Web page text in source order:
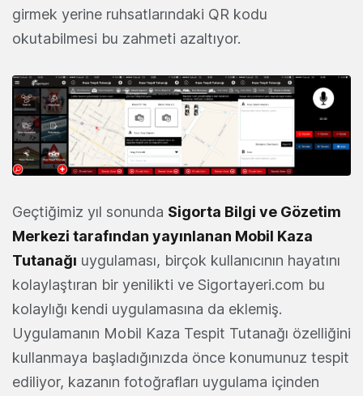
girmek yerine ruhsatlarındaki QR kodu
okutabilmesi bu zahmeti azaltıyor.
Geçtiğimiz yıl sonunda Sigorta Bilgi ve Gözetim
Merkezi tarafından yayınlanan Mobil Kaza
Tutanağı uygulaması, birçok kullanıcının hayatını
kolaylaştıran bir yenilikti ve Sigortayeri.com bu
kolaylığı kendi uygulamasına da eklemiş.
Uygulamanın Mobil Kaza Tespit Tutanağı özelliğini
kullanmaya başladığınızda önce konumunuz tespit
ediliyor, kazanın fotoğrafları uygulama içinden